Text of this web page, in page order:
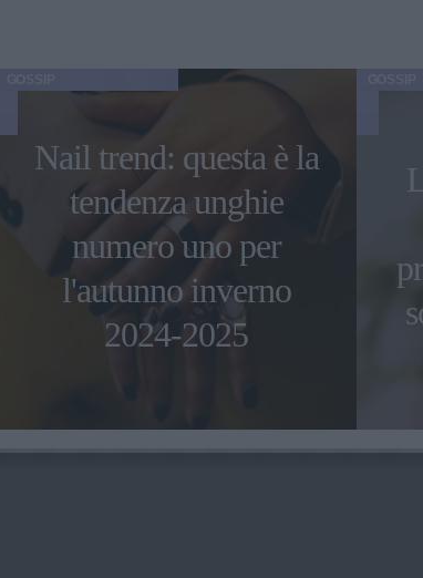
Nail trend: questa è la
tendenza unghie
numero uno per
l'autunno inverno
2024-2025